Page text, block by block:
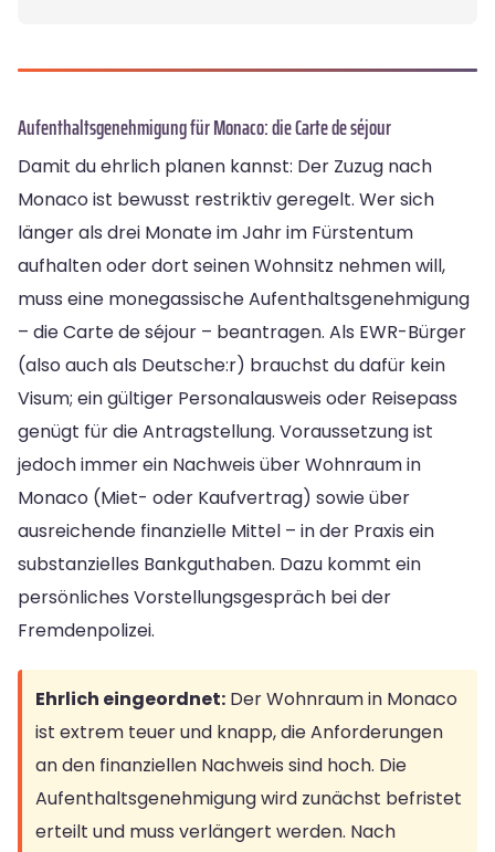
Aufenthaltsgenehmigung für Monaco: die Carte de séjour
Damit du ehrlich planen kannst: Der Zuzug nach
Monaco ist bewusst restriktiv geregelt. Wer sich
länger als drei Monate im Jahr im Fürstentum
aufhalten oder dort seinen Wohnsitz nehmen will,
muss eine monegassische Aufenthaltsgenehmigung
– die Carte de séjour – beantragen. Als EWR-Bürger
(also auch als Deutsche:r) brauchst du dafür kein
Visum; ein gültiger Personalausweis oder Reisepass
genügt für die Antragstellung. Voraussetzung ist
jedoch immer ein Nachweis über Wohnraum in
Monaco (Miet- oder Kaufvertrag) sowie über
ausreichende finanzielle Mittel – in der Praxis ein
substanzielles Bankguthaben. Dazu kommt ein
persönliches Vorstellungsgespräch bei der
Fremdenpolizei.
Ehrlich eingeordnet: Der Wohnraum in Monaco
ist extrem teuer und knapp, die Anforderungen
an den finanziellen Nachweis sind hoch. Die
Aufenthaltsgenehmigung wird zunächst befristet
erteilt und muss verlängert werden. Nach